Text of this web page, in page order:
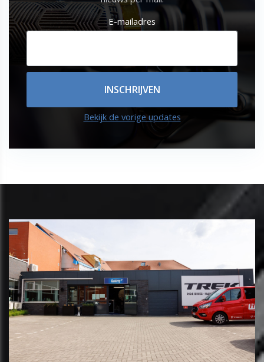
E-mailadres
Bekijk de vorige updates